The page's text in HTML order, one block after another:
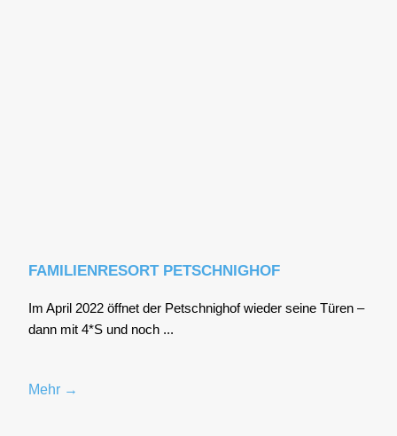
FAMILIENRESORT PETSCHNIGHOF
Im April 2022 öff­net der Pet­sch­nig­hof wie­der sei­ne Türen –
dann mit 4*S und noch ...
Mehr →